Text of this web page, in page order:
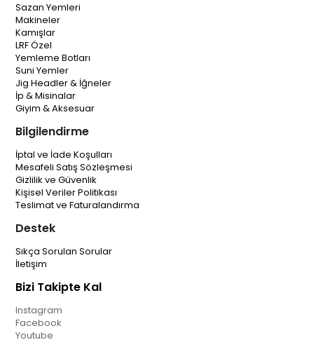
Sazan Yemleri
Makineler
Kamışlar
LRF Özel
Yemleme Botları
Suni Yemler
Jig Headler & İğneler
İp & Misinalar
Giyim & Aksesuar
Bilgilendirme
İptal ve İade Koşulları
Mesafeli Satış Sözleşmesi
Gizlilik ve Güvenlik
Kişisel Veriler Politikası
Teslimat ve Faturalandırma
Destek
Sıkça Sorulan Sorular
İletişim
Bizi Takipte Kal
Instagram
Facebook
Youtube